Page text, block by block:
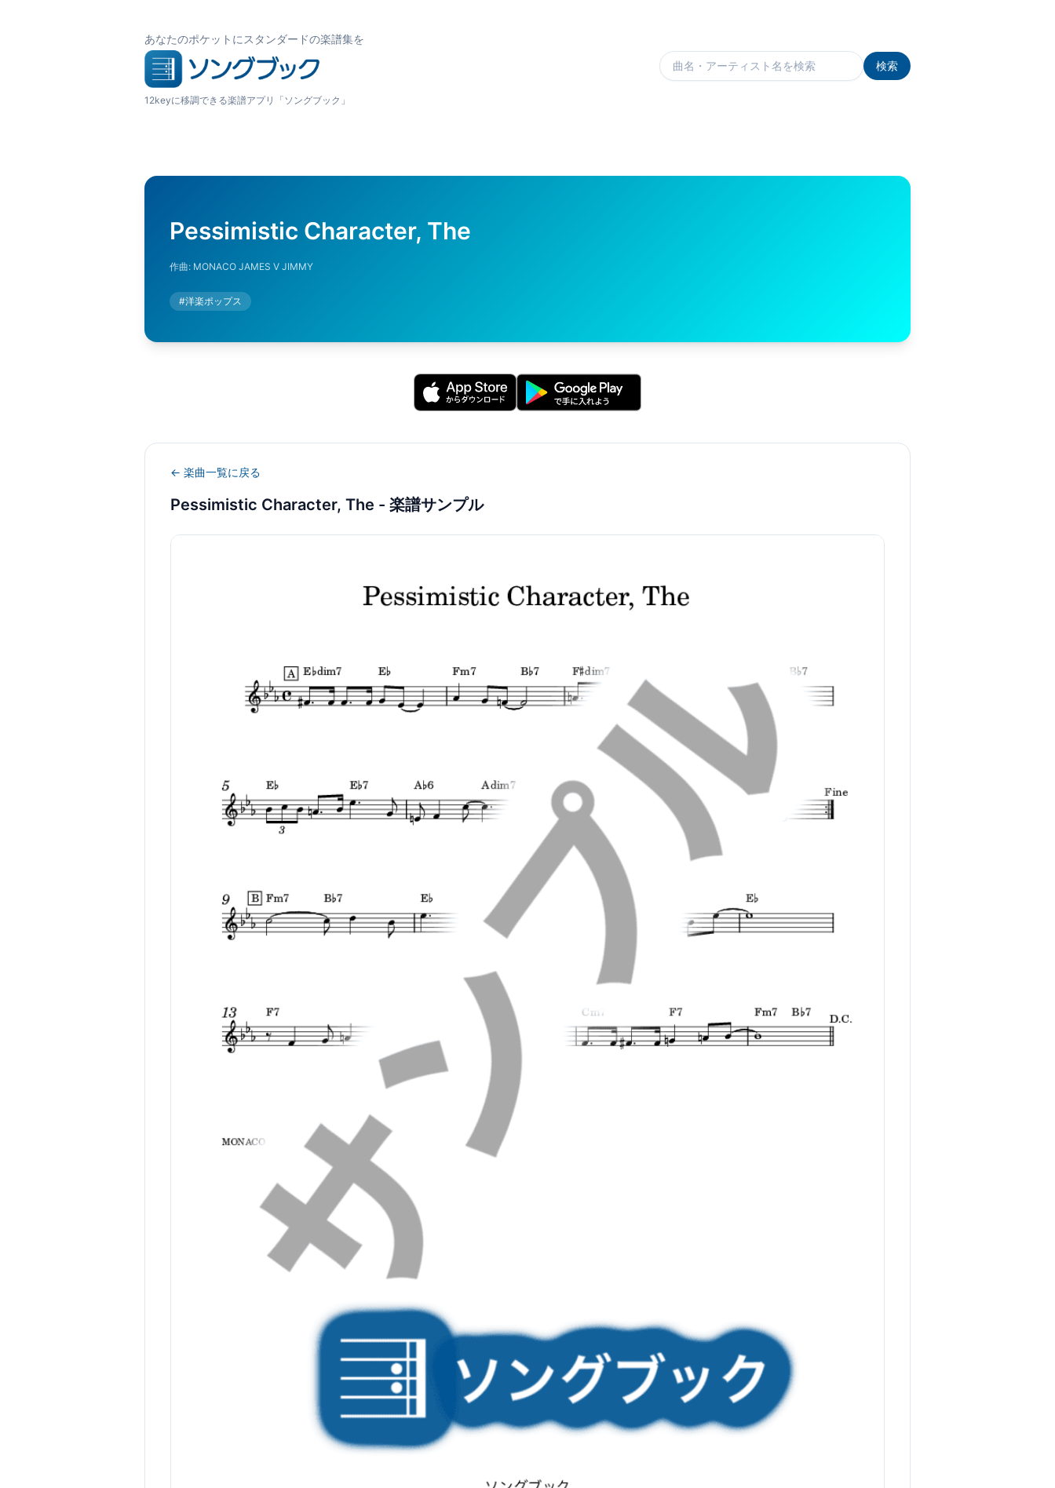
あなたのポケットにスタンダードの楽譜集を
12keyに移調できる楽譜アプリ「ソングブック」
楽曲を検索
検索
Pessimistic Character, The
作曲: MONACO JAMES V JIMMY
#洋楽ポップス
← 楽曲一覧に戻る
Pessimistic Character, The - 楽譜サンプル